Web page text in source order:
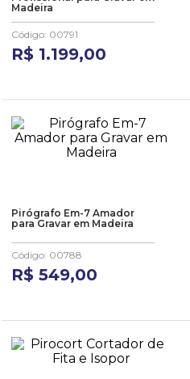
Madeira
Código: 00791
R$ 1.199,00
Pirógrafo Em-7 Amador
para Gravar em Madeira
Código: 00788
R$ 549,00
10